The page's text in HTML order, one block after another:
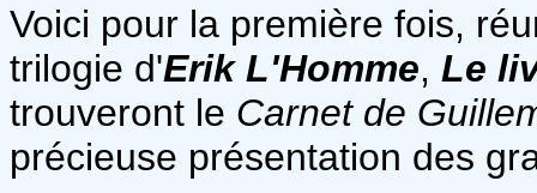
Voici pour la première fois,
trilogie d'Erik L'Homme, Le
trouveront le Carnet de
précieuse présentation des